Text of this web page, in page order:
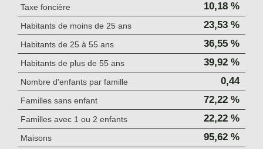
Taxe foncière 10,18 %
Habitants de moins de 25 ans 23,53 %
Habitants de 25 à 55 ans 36,55 %
Habitants de plus de 55 ans 39,92 %
Nombre d'enfants par famille 0,44
Familles sans enfant 72,22 %
Familles avec 1 ou 2 enfants 22,22 %
Maisons 95,62 %